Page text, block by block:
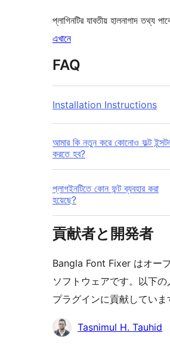
প্লাগিনটির যাবতীয় হালনাগাদ তথ্য
এখানে
FAQ
Installation Instructions
আমার কি নতুন করে কোনোও ফল্ট
করতে হব?
প্লাগইনটিতে কোন ফন্ট ব্যবহার করা
হয়েছে?
貢献者と開発者
Bangla Font Fixer はオー
ソフトウェアです。以下
プラグインに貢献していま
貢
Tasnimul H. Tauhid